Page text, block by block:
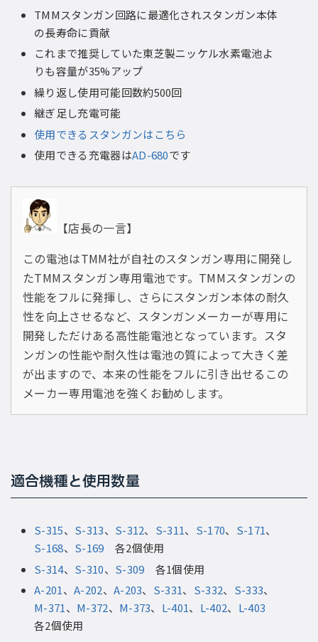
TMMスタンガン回路に最適化されスタンガン本体
の長寿命に貢献
これまで推奨していた東芝製ニッケル水素電池よ
りも容量が35%アップ
繰り返し使用可能回数約500回
継ぎ足し充電可能
使用できるスタンガンはこちら
使用できる充電器はAD-680です
【店長の一言】
この電池はTMM社が自社のスタンガン専用に開発し
たTMMスタンガン専用電池です。TMMスタンガンの
性能をフルに発揮し、さらにスタンガン本体の耐久
性を向上させるなど、スタンガンメーカーが専用に
開発しただけある高性能電池となっています。スタ
ンガンの性能や耐久性は電池の質によって大きく差
が出ますので、本来の性能をフルに引き出せるこの
メーカー専用電池を強くお勧めします。
適合機種と使用数量
S-315、 S-313、 S-312、 S-311、 S-170、 S-171、
S-168、 S-169 各2個使用
S-314、 S-310、 S-309 各1個使用
A-201、 A-202、 A-203、 S-331、 S-332、 S-333、
M-371、 M-372、 M-373、 L-401、 L-402、 L-403
各2個使用